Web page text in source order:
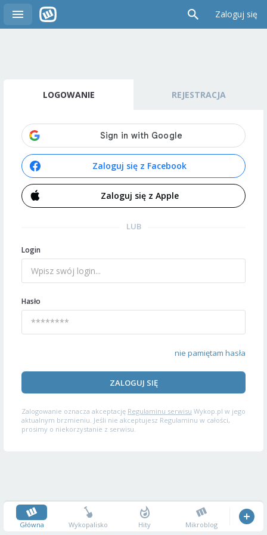
Zaloguj się
LOGOWANIE REJESTRACJA
Zaloguj się z Facebook
Zaloguj się z Apple
LUB
Login
Hasło
nie pamiętam hasła
ZALOGUJ SIĘ
Zalogowanie oznacza akceptację Regulaminu serwisu Wykop.pl w jego
aktualnym brzmieniu. Jeśli nie akceptujesz Regulaminu w całości,
prosimy o niekorzystanie z serwisu.
Główna Wykopalisko Hity Mikroblog